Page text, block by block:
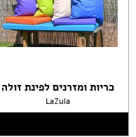
כריות ומזרנים לפינת זולה
LaZula